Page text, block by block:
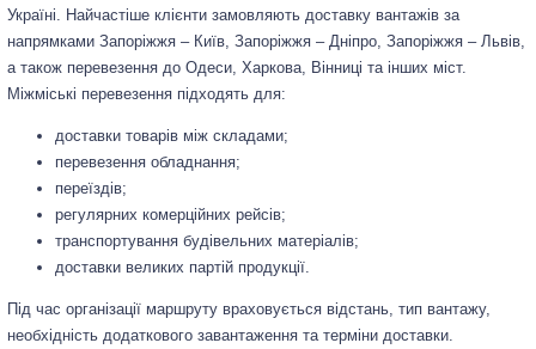
Україні. Найчастіше клієнти замовляють доставку вантажів за
напрямками Запоріжжя – Київ, Запоріжжя – Дніпро, Запоріжжя – Львів,
а також перевезення до Одеси, Харкова, Вінниці та інших міст.
Міжміські перевезення підходять для:
доставки товарів між складами;
перевезення обладнання;
переїздів;
регулярних комерційних рейсів;
транспортування будівельних матеріалів;
доставки великих партій продукції.
Під час організації маршруту враховується відстань, тип вантажу,
необхідність додаткового завантаження та терміни доставки.